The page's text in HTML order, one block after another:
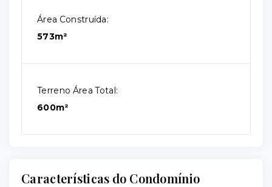
Área Construída:
573m²
Terreno Área Total:
600m²
Características do Condomínio